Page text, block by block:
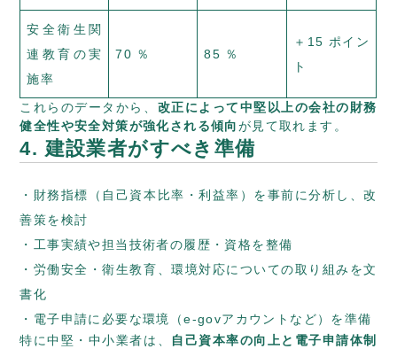
安全衛生関
連教育の実
施率
70 ％ 85 ％
＋15 ポイン
ト
これらのデータから、 改正によって中堅以上の会社の財務
健全性や安全対策が強化される傾向が見て取れます。
4. 建設業者がすべき準備
財務指標（自己資本比率・利益率）を事前に分析し、改
善策を検討
工事実績や担当技術者の履歴・資格を整備
労働安全・衛生教育、環境対応についての取り組みを文
書化
電子申請に必要な環境（e‑govアカウントなど）を準備
特に中堅・中小業者は、
自己資本率の向上と電子申請体制